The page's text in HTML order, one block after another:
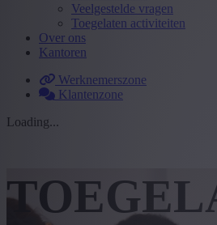
Veelgestelde vragen
Toegelaten activiteiten
Over ons
Kantoren
Werknemerszone
Klantenzone
Loading...